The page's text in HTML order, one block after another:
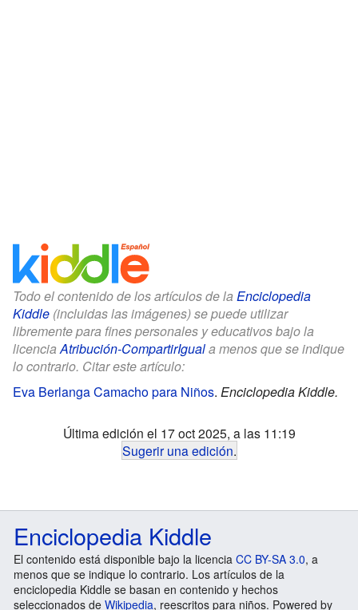
Todo el contenido de los artículos de la Enciclopedia
Kiddle (incluidas las imágenes) se puede utilizar
libremente para fines personales y educativos bajo la
licenciaAtribución-CompartirIguala menos que se indique
lo contrario. Citar este artículo:
Eva Berlanga Camacho para Niños. Enciclopedia Kiddle.
Última edición el 17 oct 2025, a las 11:19
Sugerir una edición.
Enciclopedia Kiddle
El contenido está disponible bajo la licencia CC BY-SA 3.0, a
menos que se indique lo contrario. Los artículos de la
enciclopedia Kiddle se basan en contenido y hechos
seleccionados de Wikipedia, reescritos para niños. Powered by